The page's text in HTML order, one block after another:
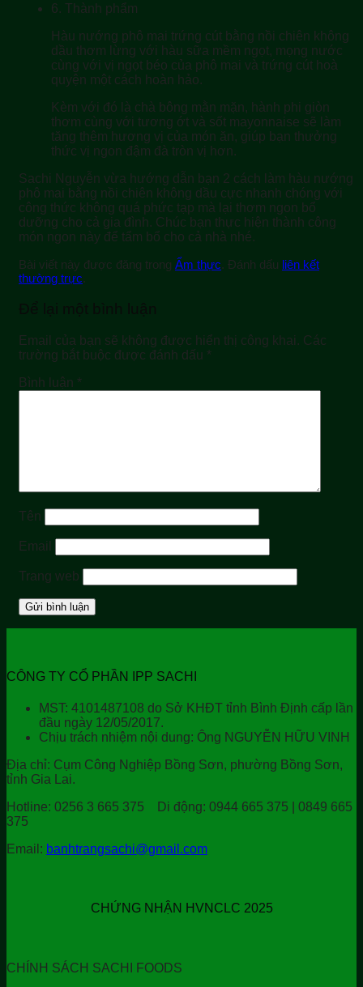
6. Thành phẩm
Hàu nướng phô mai trứng cút bằng nồi chiên không
dầu thơm lừng với hàu sữa mềm ngọt, mọng nước
cùng với vị ngọt béo của phô mai và trứng cút hoà
quyện một cách hoàn hảo.
Kèm với đó là chà bông mằn mặn, hành phi giòn
thơm cùng với tương ớt và sốt mayonnaise sẽ làm
tăng thêm hương vị của món ăn, giúp bạn thưởng
thức vị ngon đậm đà tròn vị hơn.
Sachi Nguyễn vừa hướng dẫn bạn 2 cách làm hàu nướng
phô mai bằng nồi chiên không dầu cực nhanh chóng với
công thức không quá phức tạp mà lại thơm ngon bổ
dưỡng cho cả gia đình. Chúc bạn thực hiện thành công
món ngon này để tẩm bổ cho cả nhà nhé.
Bài viết này được đăng trong Ẩm thực. Đánh dấu liên kết
thường trực.
Để lại một bình luận
Email của bạn sẽ không được hiển thị công khai. Các
trường bắt buộc được đánh dấu *
Bình luận *
Tên
Email
Trang web
CÔNG TY CỔ PHẦN IPP SACHI
MST: 4101487108 do Sở KHĐT tỉnh Bình Định cấp lần
đầu ngày 12/05/2017.
Chịu trách nhiệm nội dung: Ông NGUYỄN HỮU VINH
Địa chỉ: Cụm Công Nghiệp Bồng Sơn, phường Bồng Sơn,
tỉnh Gia Lai.
Hotline: 0256 3 665 375 Di động: 0944 665 375 | 0849 665
375
Email: banhtrangsachi@gmail.com
CHỨNG NHẬN HVNCLC 2025
CHÍNH SÁCH SACHI FOODS